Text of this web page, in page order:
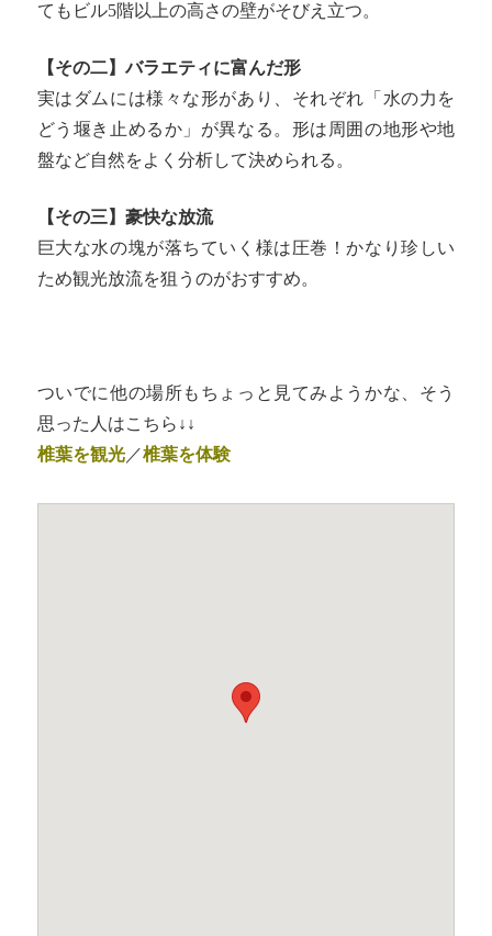
てもビル5階以上の高さの壁がそびえ立つ。
【その二】バラエティに富んだ形
実はダムには様々な形があり、それぞれ「水の力を
どう堰き止めるか」が異なる。形は周囲の地形や地
盤など自然をよく分析して決められる。
【その三】豪快な放流
巨大な水の塊が落ちていく様は圧巻！かなり珍しい
ため観光放流を狙うのがおすすめ。
ついでに他の場所もちょっと見てみようかな、そう
思った人はこちら↓↓
椎葉を観光／椎葉を体験